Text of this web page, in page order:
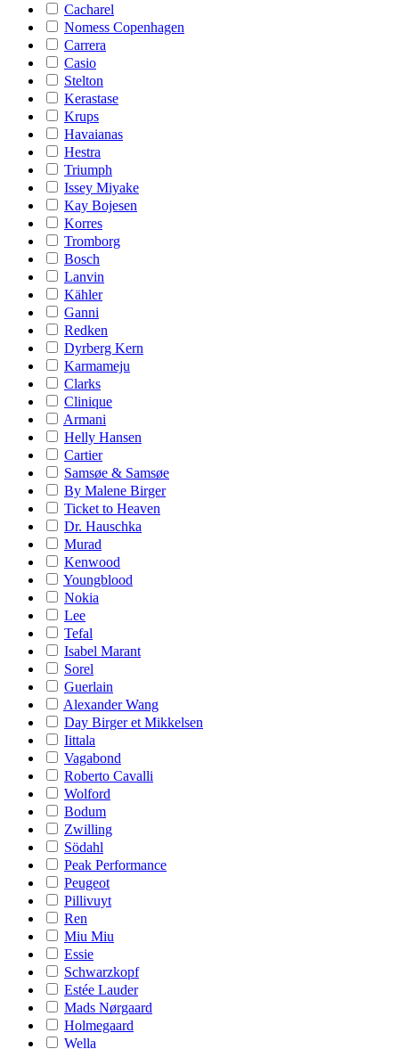
Cacharel
Nomess Copenhagen
Carrera
Casio
Stelton
Kerastase
Krups
Havaianas
Hestra
Triumph
Issey Miyake
Kay Bojesen
Korres
Tromborg
Bosch
Lanvin
Kähler
Ganni
Redken
Dyrberg Kern
Karmameju
Clarks
Clinique
Armani
Helly Hansen
Cartier
Samsøe & Samsøe
By Malene Birger
Ticket to Heaven
Dr. Hauschka
Murad
Kenwood
Youngblood
Nokia
Lee
Tefal
Isabel Marant
Sorel
Guerlain
Alexander Wang
Day Birger et Mikkelsen
Iittala
Vagabond
Roberto Cavalli
Wolford
Bodum
Zwilling
Södahl
Peak Performance
Peugeot
Pillivuyt
Ren
Miu Miu
Essie
Schwarzkopf
Estée Lauder
Mads Nørgaard
Holmegaard
Wella